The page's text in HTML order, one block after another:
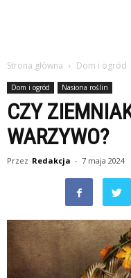
Strona główna Dom i ogród
Dom i ogród Nasiona roślin
CZY
WARZYWO?
Przez Redakcja - 7 maja 2024